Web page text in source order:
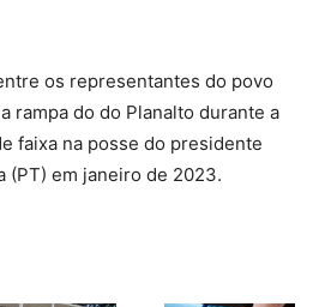
os representantes do povo
rampa do do Planalto durante a
faixa na posse do presidente
(PT) em janeiro de 2023.